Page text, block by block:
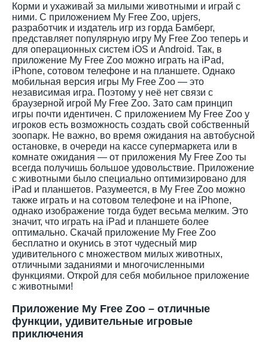
Корми и ухаживай за милыми животными и играй с
ними. С приложением My Free Zoo, upjers,
разработчик и издатель игр из горда Бамберг,
представляет популярную игру My Free Zoo теперь и
для операционных систем iOS и Android. Так, в
приложение My Free Zoo можно играть на iPad,
iPhone, сотовом телефоне и на планшете. Однако
мобильная версия игры My Free Zoo — это
независимая игра. Поэтому у неё нет связи с
браузерной игрой My Free Zoo. Зато сам принцип
игры почти идентичен. С приложением My Free Zoo у
игроков есть возможность создать свой собственный
зоопарк. Не важно, во время ожидания на автобусной
остановке, в очереди на кассе супермаркета или в
комнате ожидания — от приложения My Free Zoo ты
всегда получишь большое удовольствие. Приложение
с животными было специально оптимизировано для
iPad и планшетов. Разумеется, в My Free Zoo можно
также играть и на сотовом телефоне и на iPhone,
однако изображение тогда будет весьма мелким. Это
значит, что играть на iPad и планшете более
оптимально. Скачай приложение My Free Zoo
бесплатно и окунись в этот чудесный мир
удивительного с множеством милых животных,
отличными заданиями и многочисленными
функциями. Открой для себя мобильное приложение
с животными!
Приложение My Free Zoo – отличные
функции, удивительные игровые
приключения